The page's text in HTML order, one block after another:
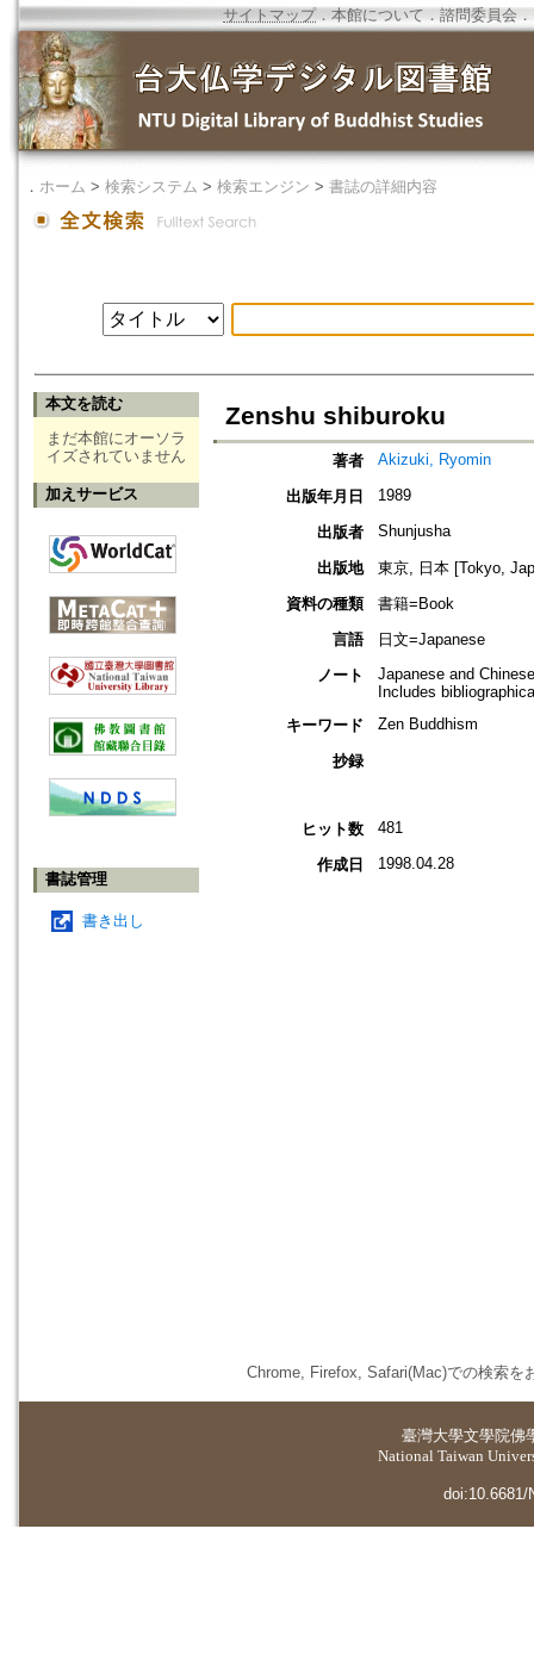
サイトマップ．本館について ． 諮問委員会 ．
． ホーム > 検索システム > 検索エンジン > 書誌の詳細内容
本文を読む
まだ本館にオーソラ
イズされていません
加えサービス
書誌管理
書き出し
Zenshu shiburoku
著者 Akizuki, Ryomin
出版年月日 1989
出版者 Shunjusha
出版地
東京, 日本 [Tokyo,
資料の種類
書籍=Book
言語
日文=Japanese
ノート
Japanese and Chinese
Includes
キーワード
Zen Buddhism
抄録
ヒット数 481
作成日 1998.04.28
Chrome, Firefox, Safari(Mac)での検索を
臺灣大學文學院佛
National Taiwan
doi:10.6681/